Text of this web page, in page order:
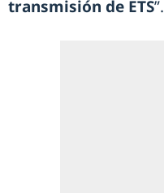
transmisión de ETS”.